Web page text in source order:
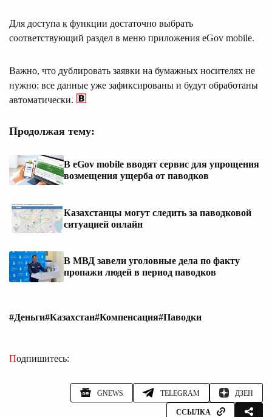
Для доступа к функции достаточно выбрать
соответствующий раздел в меню приложения eGov mobile.
Важно, что дублировать заявки на бумажных носителях не
нужно: все данные уже зафиксированы и будут обработаны
автоматически.
Продолжая тему:
В eGov mobile вводят сервис для упрощения
возмещения ущерба от паводков
Казахстанцы могут следить за паводковой
ситуацией онлайн
В МВД завели уголовные дела по факту
пропажи людей в период паводков
#Деньги#Казахстан#Компенсация#Паводки
Подпишитесь:
GNEWS TELEGRAM ДЗЕН
ССЫЛКА